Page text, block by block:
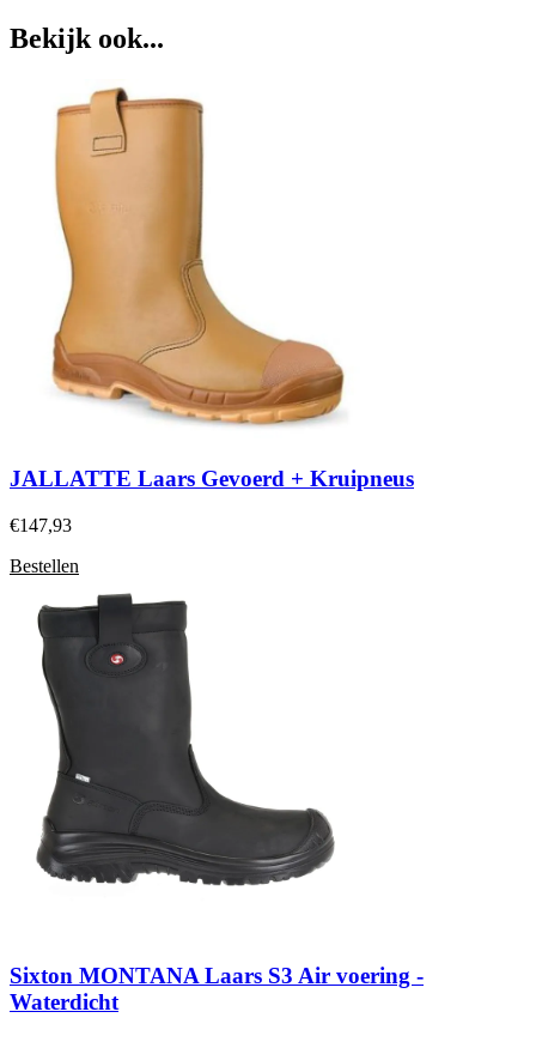
Bekijk ook...
JALLATTE Laars Gevoerd + Kruipneus
€147,93
Bestellen
Sixton MONTANA Laars S3 Air voering -
Waterdicht